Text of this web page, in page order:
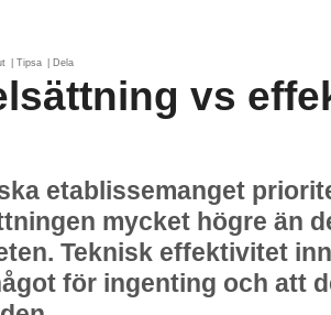
Tipsa Dela
vs
etablissemanget
mycket högre än
Teknisk effektivitet
för ingenting och att